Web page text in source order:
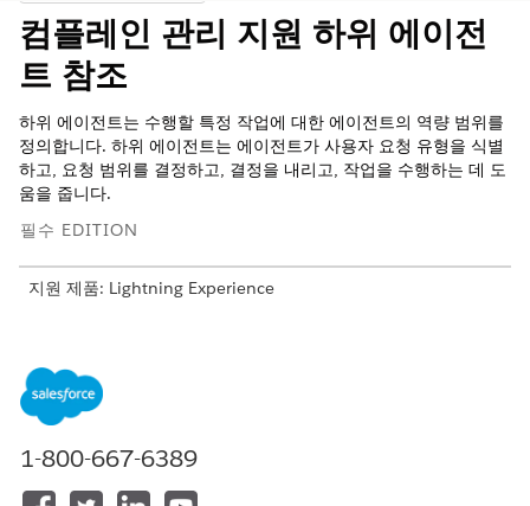
컴플레인 관리 지원 하위 에이전
트 참조
하위 에이전트는 수행할 특정 작업에 대한 에이전트의 역량 범위를
정의합니다. 하위 에이전트는 에이전트가 사용자 요청 유형을 식별
하고, 요청 범위를 결정하고, 결정을 내리고, 작업을 수행하는 데 도
움을 줍니다.
필수 EDITION
지원 제품: Lightning Experience
Agentforce 1 Financial Services Edition에 포함되어 있습니다.
각 사용자에게 Agentforce for Financial Services 추가 기능이
있어야만 작업에 액세스할 수 있습니다.
하위 에이전트: 컴플레인 처리
컴플레인 처리 담당자는 컴플레인 처리 하위 에이전트를 사용하
1-800-667-6389